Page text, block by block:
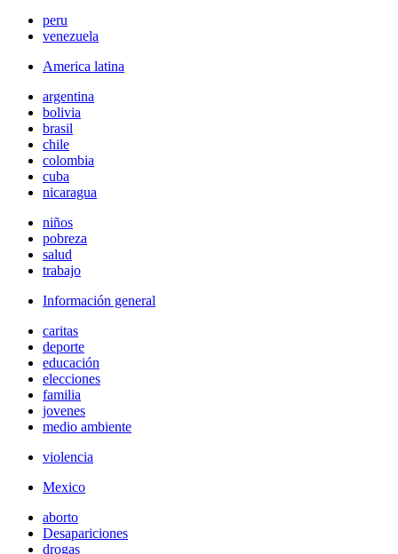
peru
venezuela
America latina
argentina
bolivia
brasil
chile
colombia
cuba
nicaragua
niños
pobreza
salud
trabajo
Información general
caritas
deporte
educación
elecciones
familia
jovenes
medio ambiente
violencia
Mexico
aborto
Desapariciones
drogas